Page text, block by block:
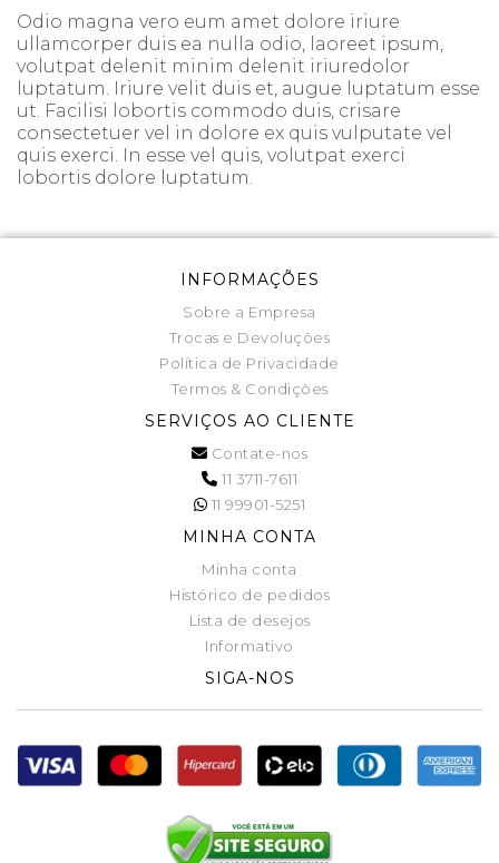
Odio magna vero eum amet dolore iriure
ullamcorper duis ea nulla odio, laoreet ipsum,
volutpat delenit minim delenit iriuredolor
luptatum. Iriure velit duis et, augue luptatum esse
ut. Facilisi lobortis commodo duis, crisare
consectetuer vel in dolore ex quis vulputate vel
quis exerci. In esse vel quis, volutpat exerci
lobortis dolore luptatum.
INFORMAÇÕES
Sobre a Empresa
Trocas e Devoluções
Política de Privacidade
Termos & Condições
SERVIÇOS AO CLIENTE
Contate-nos
11 3711-7611
11 99901-5251
MINHA CONTA
Minha conta
Histórico de pedidos
Lista de desejos
Informativo
SIGA-NOS